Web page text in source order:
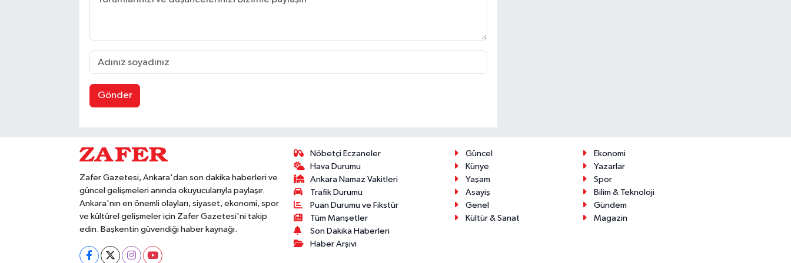
Gönder
Zafer Gazetesi, Ankara'dan son dakika haberleri ve
güncel gelişmeleri anında okuyucularıyla paylaşır.
Ankara'nın en önemli olayları, siyaset, ekonomi, spor
ve kültürel gelişmeler için Zafer Gazetesi'ni takip
edin. Başkentin güvendiği haber kaynağı.
Nöbetçi Eczaneler
Hava Durumu
Ankara Namaz Vakitleri
Trafik Durumu
Puan Durumu ve Fikstür
Tüm Manşetler
Son Dakika Haberleri
Haber Arşivi
Güncel
Ekonomi
Künye
Yazarlar
Yaşam
Spor
Asayiş
Bilim & Teknoloji
Genel
Gündem
Kültür & Sanat
Magazin